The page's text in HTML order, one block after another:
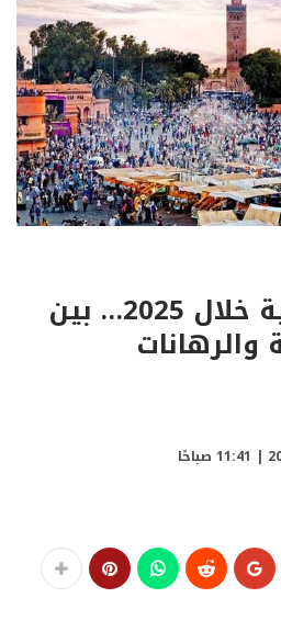
السياحة المغربية خلال 2025… بين
والرهانات